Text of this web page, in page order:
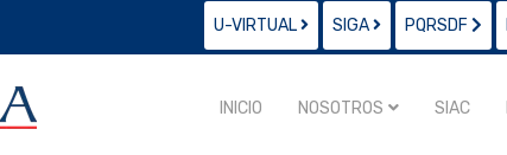
U-VIRTUAL SIGA PQRSDF
INICIO NOSOTROS SIAC